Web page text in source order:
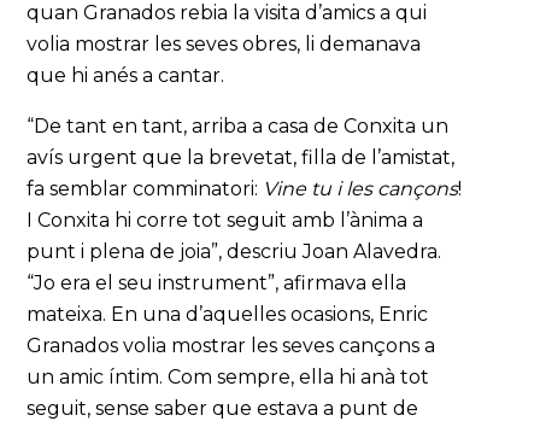
quan Granados rebia la visita d’amics a qui
volia mostrar les seves obres, li demanava
que hi anés a cantar.
“De tant en tant, arriba a casa de Conxita un
avís urgent que la brevetat, filla de l’amistat,
fa semblar comminatori: Vine tu i les cançons!
I Conxita hi corre tot seguit amb l’ànima a
punt i plena de joia”, descriu Joan Alavedra.
“Jo era el seu instrument”, afirmava ella
mateixa. En una d’aquelles ocasions, Enric
Granados volia mostrar les seves cançons a
un amic íntim. Com sempre, ella hi anà tot
seguit, sense saber que estava a punt de